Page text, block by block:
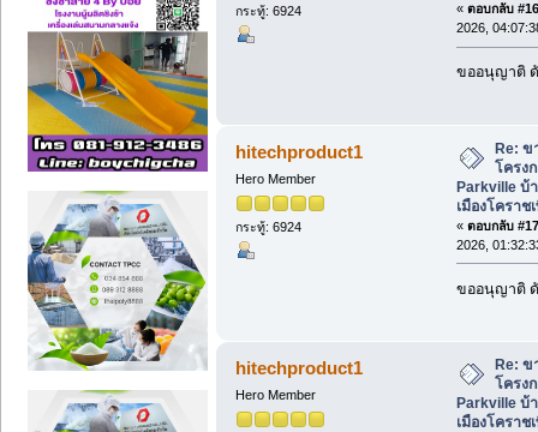
กระทู้: 6924 « ตอบกลับ
2026,
ขออนุญาติ
hitechproduct1
Hero Member
กระทู้: 6924
Re: ข
โครง
Parkville บ้
เมืองโคราช
« ตอบกลับ
2026,
ขออนุญาติ
hitechproduct1
Hero Member
Re: ข
โครง
Parkville บ้
เมืองโคราช